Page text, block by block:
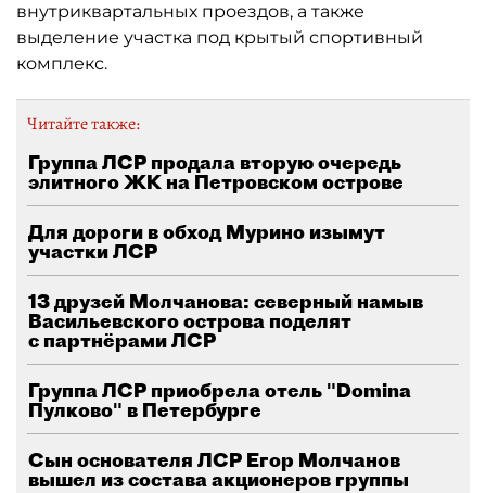
внутриквартальных проездов, а также
выделение участка под крытый спортивный
комплекс.
Читайте также:
Группа ЛСР продала вторую очередь
элитного ЖК на Петровском острове
Для дороги в обход Мурино изымут
участки ЛСР
13 друзей Молчанова: северный намыв
Васильевского острова поделят
с партнёрами ЛСР
Группа ЛСР приобрела отель "Domina
Пулково" в Петербурге
Сын основателя ЛСР Егор Молчанов
вышел из состава акционеров группы